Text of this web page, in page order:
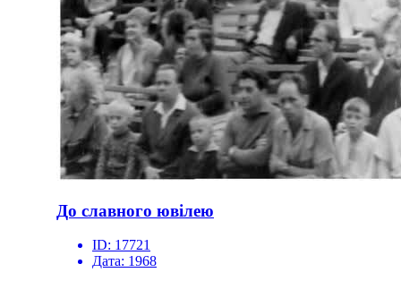
До славного ювілею
ID: 17721
Дата: 1968